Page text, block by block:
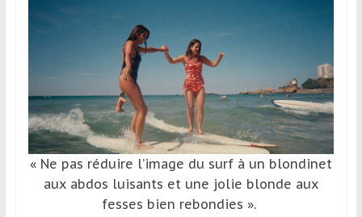
de
découverte
culturelle
« Ne pas réduire l’image du surf à un blondinet
aux abdos luisants et une jolie blonde aux
fesses bien rebondies ».